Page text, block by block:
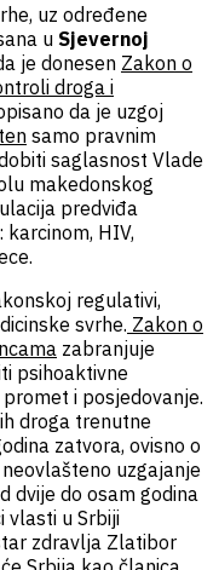
uz određene
u Sjevernoj
je donesen Zakon o
droga i
da je uzgoj
samo pravnim
saglasnost Vlade
makedonskog
predviđa
HIV,
regulativi,
svrhe. Zakon o
zabranjuje
psihoaktivne
i posjedovanje.
droga trenutne
zatvora, ovisno o
uzgajanje
dvije do osam godina
vlasti u Srbiji
zdravlja Zlatibor